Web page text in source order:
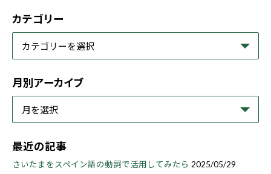
カテゴリー
月別アーカイブ
最近の記事
さいたまをスペイン語の動詞で活用してみたら 2025/05/29